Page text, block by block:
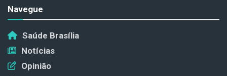
Navegue
Saúde Brasília
Notícias
Opinião